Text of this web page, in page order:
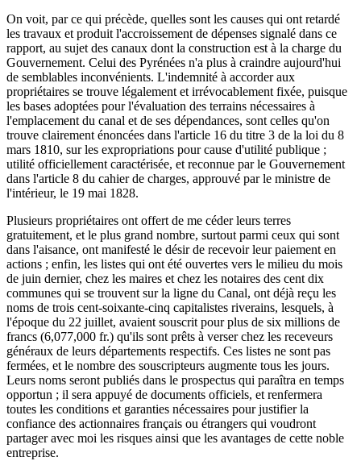
On voit, par ce qui précède, quelles sont les causes qui ont retardé
les travaux et produit l'accroissement de dépenses signalé dans ce
rapport, au sujet des canaux dont la construction est à la charge du
Gouvernement. Celui des Pyrénées n'a plus à craindre aujourd'hui
de semblables inconvénients. L'indemnité à accorder aux
propriétaires se trouve légalement et irrévocablement fixée, puisque
les bases adoptées pour l'évaluation des terrains nécessaires à
l'emplacement du canal et de ses dépendances, sont celles qu'on
trouve clairement énoncées dans l'article 16 du titre 3 de la loi du 8
mars 1810, sur les expropriations pour cause d'utilité publique ;
utilité officiellement caractérisée, et reconnue par le Gouvernement
dans l'article 8 du cahier de charges, approuvé par le ministre de
l'intérieur, le 19 mai 1828.
Plusieurs propriétaires ont offert de me céder leurs terres
gratuitement, et le plus grand nombre, surtout parmi ceux qui sont
dans l'aisance, ont manifesté le désir de recevoir leur paiement en
actions ; enfin, les listes qui ont été ouvertes vers le milieu du mois
de juin dernier, chez les maires et chez les notaires des cent dix
communes qui se trouvent sur la ligne du Canal, ont déjà reçu les
noms de trois cent-soixante-cinq capitalistes riverains, lesquels, à
l'époque du 22 juillet, avaient souscrit pour plus de six millions de
francs (6,077,000 fr.) qu'ils sont prêts à verser chez les receveurs
généraux de leurs départements respectifs. Ces listes ne sont pas
fermées, et le nombre des souscripteurs augmente tous les jours.
Leurs noms seront publiés dans le prospectus qui paraîtra en temps
opportun ; il sera appuyé de documents officiels, et renfermera
toutes les conditions et garanties nécessaires pour justifier la
confiance des actionnaires français ou étrangers qui voudront
partager avec moi les risques ainsi que les avantages de cette noble
entreprise.